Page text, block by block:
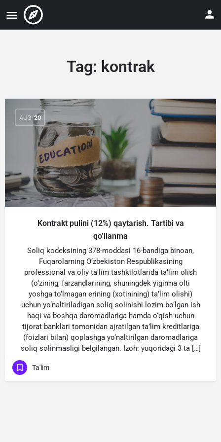
Tag: kontrak
AUG 20
Kontrakt pulini (12%) qaytarish. Tartibi va
qo’llanma
Soliq kodeksining 378-moddasi 16-bandiga binoan,
Fuqarolarning O‘zbekiston Respublikasining
professional va oliy ta’lim tashkilotlarida ta’lim olish
(o‘zining, farzandlarining, shuningdek yigirma olti
yoshga to‘lmagan erining (xotinining) ta’lim olishi)
uchun yo‘naltiriladigan soliq solinishi lozim bo‘lgan ish
haqi va boshqa daromadlariga hamda o‘qish uchun
tijorat banklari tomonidan ajratilgan ta’lim kreditlariga
(foizlari bilan) qoplashga yo‘naltirilgan daromadlariga
soliq solinmasligi belgilangan. Izoh: yuqoridagi 3 ta […]
Ta'lim